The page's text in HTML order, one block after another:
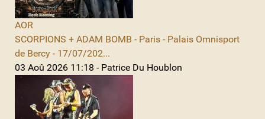
AOR
SCORPIONS + ADAM BOMB - Paris - Palais Omnisport
de Bercy - 17/07/202...
03 Aoû 2026 11:18 - Patrice Du Houblon